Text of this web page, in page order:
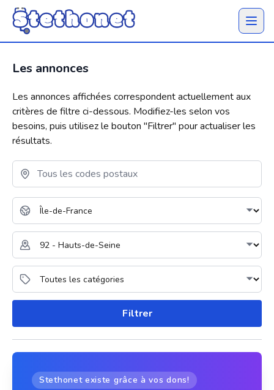
Ouvrir
Les annonces
Les annonces affichées correspondent actuellement aux
critères de filtre ci-dessous. Modifiez-les selon vos
besoins, puis utilisez le bouton "Filtrer" pour actualiser les
résultats.
Filtrer
Stethonet existe grâce à vos dons!